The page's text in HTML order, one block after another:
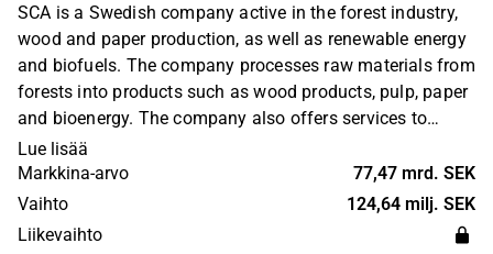
SCA is a Swedish company active in the forest industry,
wood and paper production, as well as renewable energy
and biofuels. The company processes raw materials from
forests into products such as wood products, pulp, paper
and bioenergy. The company also offers services to
forest owners. SCA operates in markets globally, through
exports and partnerships. The company was founded in
1929 and is headquartered in Sundsvall, Sweden.
Lue lisää
Markkina-arvo
77,47 mrd. SEK
Vaihto
124,64 milj. SEK
Liikevaihto